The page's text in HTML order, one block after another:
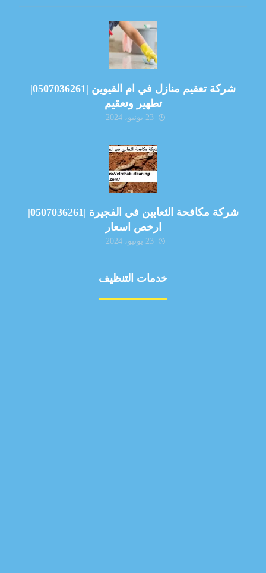
شركة تعقيم منازل في ام القيوين |0507036261|
تطهير وتعقيم
23 يونيو، 2024
شركة مكافحة الثعابين في الفجيرة |0507036261|
ارخص اسعار
23 يونيو، 2024
خدمات التنظيف